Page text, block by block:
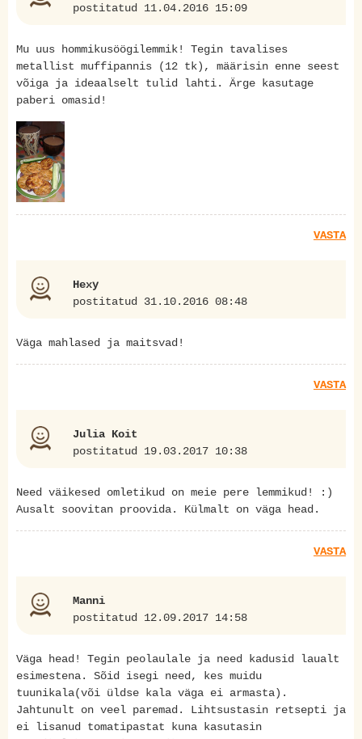
postitatud 11.04.2016 15:09
Mu uus hommikusöögilemmik! Tegin tavalises
metallist muffipannis (12 tk), määrisin enne seest
võiga ja ideaalselt tulid lahti. Ärge kasutage
paberi omasid!
VASTA
Hexy
postitatud 31.10.2016 08:48
Väga mahlased ja maitsvad!
VASTA
Julia Koit
postitatud 19.03.2017 10:38
Need väikesed omletikud on meie pere lemmikud! :)
Ausalt soovitan proovida. Külmalt on väga head.
VASTA
Manni
postitatud 12.09.2017 14:58
Väga head! Tegin peolaulale ja need kadusid laualt
esimestena. Sõid isegi need, kes muidu
tuunikala(või üldse kala väga ei armasta).
Jahtunult on veel paremad. Lihtsustasin retsepti ja
ei lisanud tomatipastat kuna kasutasin